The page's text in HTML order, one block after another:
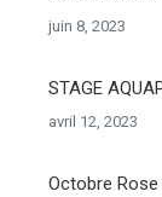
juin 8, 2023
STAGE
avril 12, 2023
Octobre